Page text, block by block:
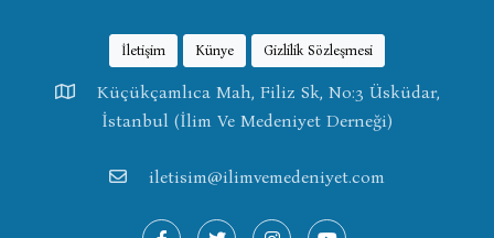
İletişim Künye Gizlilik Sözleşmesi
Küçükçamlıca Mah, Filiz Sk, No:3 Üsküdar,
İstanbul (İlim Ve Medeniyet Derneği)
iletisim@ilimvemedeniyet.com